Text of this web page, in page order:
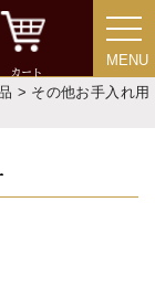
カート
MENU
MENU
> その他お手入れ用